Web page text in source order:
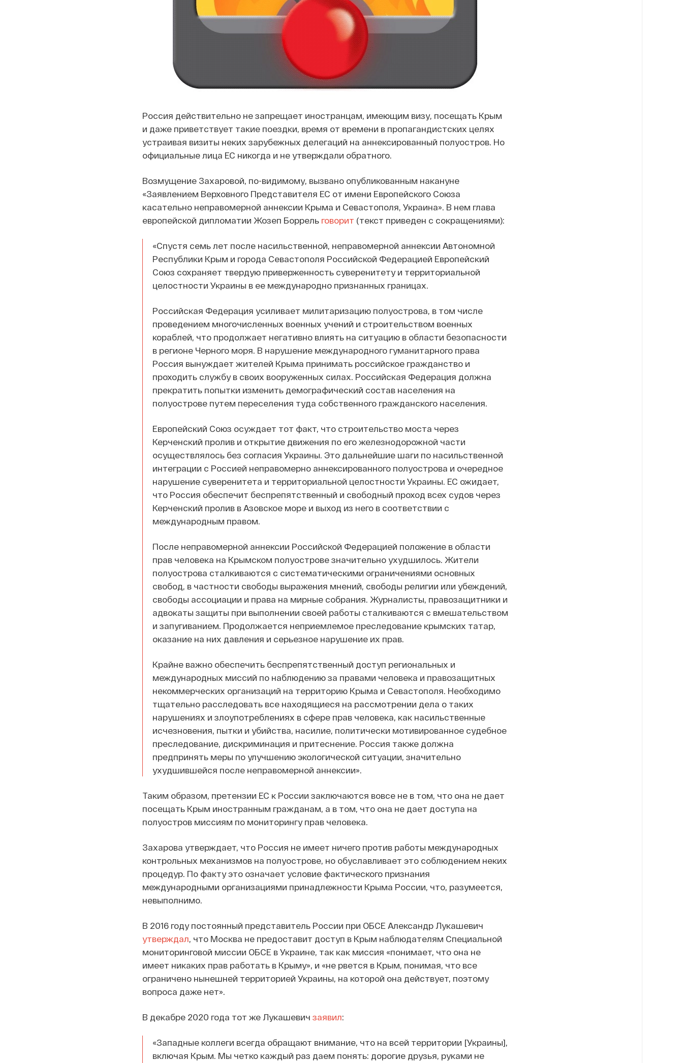
Россия действительно не запрещает иностранцам, имеющим визу, посещать Крым
и даже приветствует такие поездки, время от времени в пропагандистских целях
устраивая визиты неких зарубежных делегаций на аннексированный полуостров. Но
официальные лица ЕС никогда и не утверждали обратного.
Возмущение Захаровой, по-видимому, вызвано опубликованным накануне
«Заявлением Верховного Представителя ЕС от имени Европейского Союза
касательно неправомерной аннексии Крыма и Севастополя, Украина». В нем глава
европейской дипломатии Жозеп Боррель говорит (текст приведен с сокращениями):
«Спустя семь лет после насильственной, неправомерной аннексии Автономной
Республики Крым и города Севастополя Российской Федерацией Европейский
Союз сохраняет твердую приверженность суверенитету и территориальной
целостности Украины в ее международно признанных границах.
Российская Федерация усиливает милитаризацию полуострова, в том числе
проведением многочисленных военных учений и строительством военных
кораблей, что продолжает негативно влиять на ситуацию в области безопасности
в регионе Черного моря. В нарушение международного гуманитарного права
Россия вынуждает жителей Крыма принимать российское гражданство и
проходить службу в своих вооруженных силах. Российская Федерация должна
прекратить попытки изменить демографический состав населения на
полуострове путем переселения туда собственного гражданского населения.
Европейский Союз осуждает тот факт, что строительство моста через
Керченский пролив и открытие движения по его железнодорожной части
осуществлялось без согласия Украины. Это дальнейшие шаги по насильственной
интеграции с Россией неправомерно аннексированного полуострова и очередное
нарушение суверенитета и территориальной целостности Украины. ЕС ожидает,
что Россия обеспечит беспрепятственный и свободный проход всех судов через
Керченский пролив в Азовское море и выход из него в соответствии с
международным правом.
После неправомерной аннексии Российской Федерацией положение в области
прав человека на Крымском полуострове значительно ухудшилось. Жители
полуострова сталкиваются с систематическими ограничениями основных
свобод, в частности свободы выражения мнений, свободы религии или убеждений,
свободы ассоциации и права на мирные собрания. Журналисты, правозащитники и
адвокаты защиты при выполнении своей работы сталкиваются с вмешательством
и запугиванием. Продолжается неприемлемое преследование крымских татар,
оказание на них давления и серьезное нарушение их прав.
Крайне важно обеспечить беспрепятственный доступ региональных и
международных миссий по наблюдению за правами человека и правозащитных
некоммерческих организаций на территорию Крыма и Севастополя. Необходимо
тщательно расследовать все находящиеся на рассмотрении дела о таких
нарушениях и злоупотреблениях в сфере прав человека, как насильственные
исчезновения, пытки и убийства, насилие, политически мотивированное судебное
преследование, дискриминация и притеснение. Россия также должна
предпринять меры по улучшению экологической ситуации, значительно
ухудшившейся после неправомерной аннексии».
Таким образом, претензии ЕС к России заключаются вовсе не в том, что она не дает
посещать Крым иностранным гражданам, а в том, что она не дает доступа на
полуостров миссиям по мониторингу прав человека.
Захарова утверждает, что Россия не имеет ничего против работы международных
контрольных механизмов на полуострове, но обуславливает это соблюдением неких
процедур. По факту это означает условие фактического признания
международными организациями принадлежности Крыма России, что, разумеется,
невыполнимо.
В 2016 году постоянный представитель России при ОБСЕ Александр Лукашевич
утверждал , что Москва не предоставит доступ в Крым наблюдателям Специальной
мониторинговой миссии ОБСЕ в Украине, так как миссия «понимает, что она не
имеет никаких прав работать в Крыму», и «не рвется в Крым, понимая, что все
ограничено нынешней территорией Украины, на которой она действует, поэтому
вопроса даже нет».
В декабре 2020 года тот же Лукашевич заявил:
«Западные коллеги всегда обращают внимание, что на всей территории [Украины],
включая Крым. Мы четко каждый раз даем понять: дорогие друзья, руками не